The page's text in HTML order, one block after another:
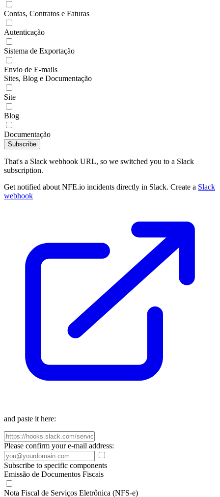
Contas, Contratos e Faturas
Autenticação
Sistema de Exportação
Envio de E-mails
Sites, Blog e Documentação
Site
Blog
Documentação
Subscribe
That's a Slack webhook URL, so we switched you to a Slack
subscription.
Get notified about NFE.io incidents directly in Slack. Create a Slack
webhook
and paste it here:
Please confirm your e-mail address:
Subscribe to specific components
Emissão de Documentos Fiscais
Nota Fiscal de Serviços Eletrônica (NFS-e)